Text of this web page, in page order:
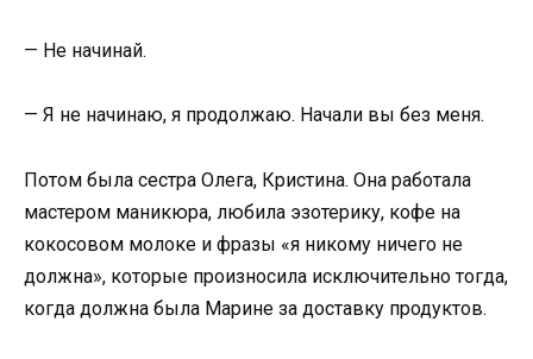
— Не начинай.
— Я не начинаю, я продолжаю. Начали вы без меня.
Потом была сестра Олега, Кристина. Она работала
мастером маникюра, любила эзотерику, кофе на
кокосовом молоке и фразы «я никому ничего не
должна», которые произносила исключительно тогда,
когда должна была Марине за доставку продуктов.